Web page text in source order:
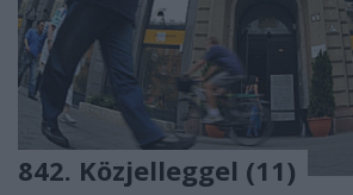
842. Közjelleggel (11)